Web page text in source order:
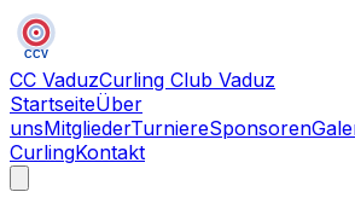
CCV
CC VaduzCurling Club Vaduz
StartseiteÜber
unsMitgliederTurniereSponsoren
CurlingKontakt